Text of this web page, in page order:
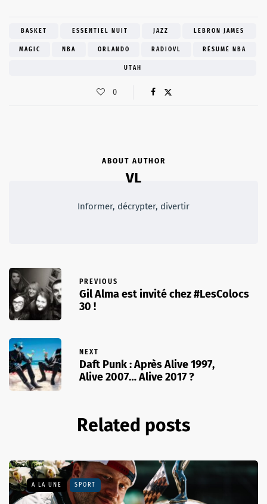
BASKET ESSENTIEL NUIT JAZZ LEBRON JAMES
MAGIC NBA ORLANDO RADIOVL RÉSUMÉ NBA
UTAH
0
ABOUT AUTHOR
VL
Informer, décrypter, divertir
PREVIOUS
Gil Alma est invité chez #LesColocs
30 !
NEXT
Daft Punk : Après Alive 1997,
Alive 2007… Alive 2017 ?
Related posts
A LA UNE SPORT